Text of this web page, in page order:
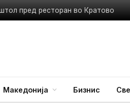
пред ресторан во Кратово
Македонија Бизнис